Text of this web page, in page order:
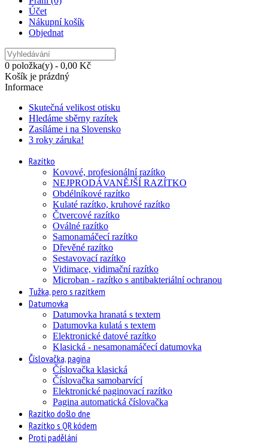
Účet
Nákupní košík
Objednat
0 položka(y) - 0,00 Kč
Košík je prázdný
Informace
Skutečná velikost otisku
Hledáme sběrny razítek
Zasíláme i na Slovensko
3 roky záruka!
Razítko
Kovové, profesionální razítko
NEJPRODÁVANĚJŠÍ RAZÍTKO
Obdélníkové razítko
Kulaté razítko, kruhové razítko
Čtvercové razítko
Oválné razítko
Samonamáčecí razítko
Dřevěné razítko
Sestavovací razítko
Vidimace, vidimační razítko
Microban - razítko s antibakteriální ochranou
Tužka, pero s razítkem
Datumovka
Datumovka hranatá s textem
Datumovka kulatá s textem
Elektronické datové razítko
Klasická - nesamonamáčecí datumovka
Číslovačka, pagina
Číslovačka klasická
Číslovačka samobarvící
Elektronické paginovací razítko
Pagina automatická číslovačka
Razítko došlo dne
Razítko s QR kódem
Proti padělání